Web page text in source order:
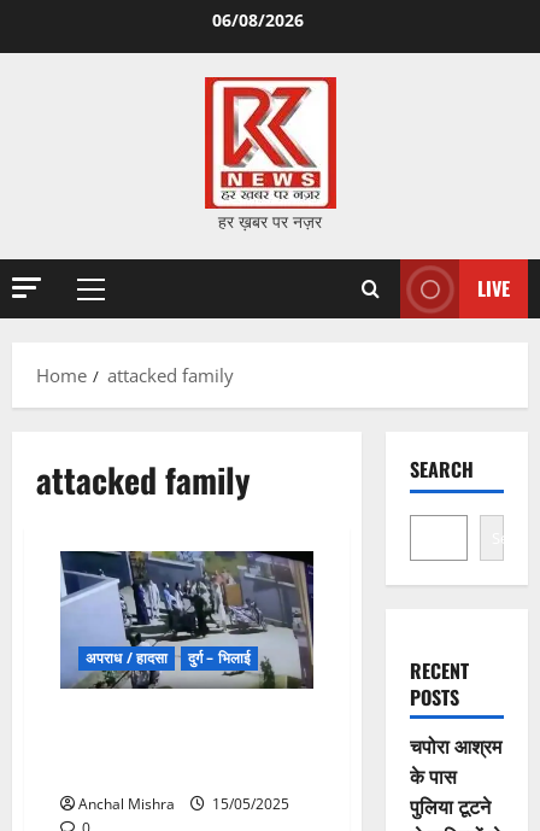
06/08/2026
हर ख़बर पर नज़र
Primary
LIVE
Home attacked family
attacked family
अपराध / हादसा दुर्ग – भिलाई
Anchal Mishra
15/05/2025
SEARCH
Search
RECENT
POSTS
चपोरा आश्रम
के पास
पुलिया टूटने